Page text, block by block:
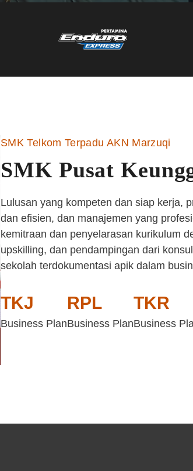
SMK Telkom Terpadu AKN Marzuqi
SMK Pusat
Lulusan yang kompeten dan siap kerja,
dan efisien, dan manajemen yang
kemitraan dan penyelarasan kurikulum
upskilling, dan pendampingan dari
sekolah terdokumentasi apik dalam
TKJ
Business Plan
RPL
Business Plan
TKR
Business